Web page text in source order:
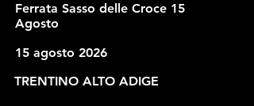
Ferrata Sasso delle Croce 15
Agosto
15 agosto 2026
TRENTINO ALTO ADIGE